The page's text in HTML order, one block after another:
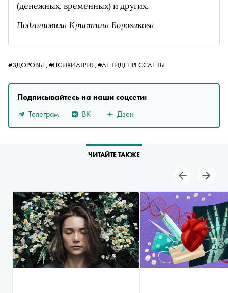
(денежных, временных) и других.
Подготовила Кристина Боровикова
#ЗДОРОВЬЕ, #ПСИХИАТРИЯ, #АНТИДЕПРЕССАНТЫ
Подписывайтесь на наши соцсети:
Телеграм
ВК Дзен
ЧИТАЙТЕ ТАКЖЕ